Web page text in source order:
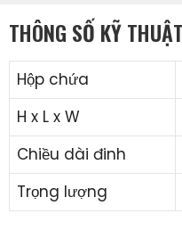
THÔNG SỐ KỸ THUẬT
Hộp chứa
H x L x W
Chiều dài đinh
Trọng lượng